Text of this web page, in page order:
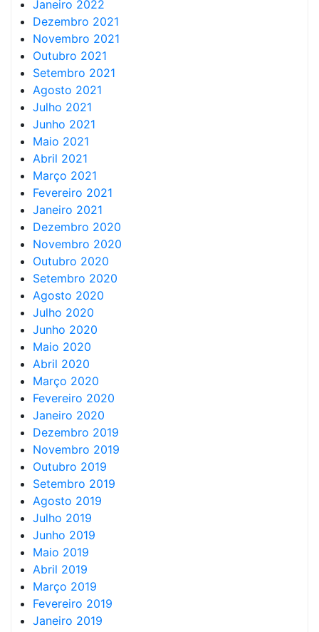
Janeiro 2022
Dezembro 2021
Novembro 2021
Outubro 2021
Setembro 2021
Agosto 2021
Julho 2021
Junho 2021
Maio 2021
Abril 2021
Março 2021
Fevereiro 2021
Janeiro 2021
Dezembro 2020
Novembro 2020
Outubro 2020
Setembro 2020
Agosto 2020
Julho 2020
Junho 2020
Maio 2020
Abril 2020
Março 2020
Fevereiro 2020
Janeiro 2020
Dezembro 2019
Novembro 2019
Outubro 2019
Setembro 2019
Agosto 2019
Julho 2019
Junho 2019
Maio 2019
Abril 2019
Março 2019
Fevereiro 2019
Janeiro 2019